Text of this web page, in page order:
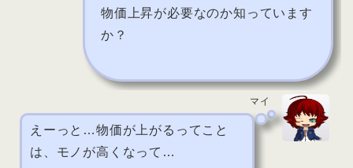
物価上昇が必要なのか知っています
か？
マイ
えーっと…物価が上がるってこと
は、モノが高くなって…